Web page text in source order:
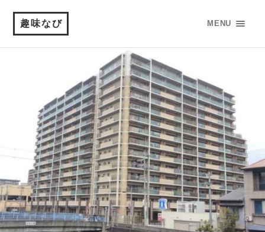
趣味なび MENU